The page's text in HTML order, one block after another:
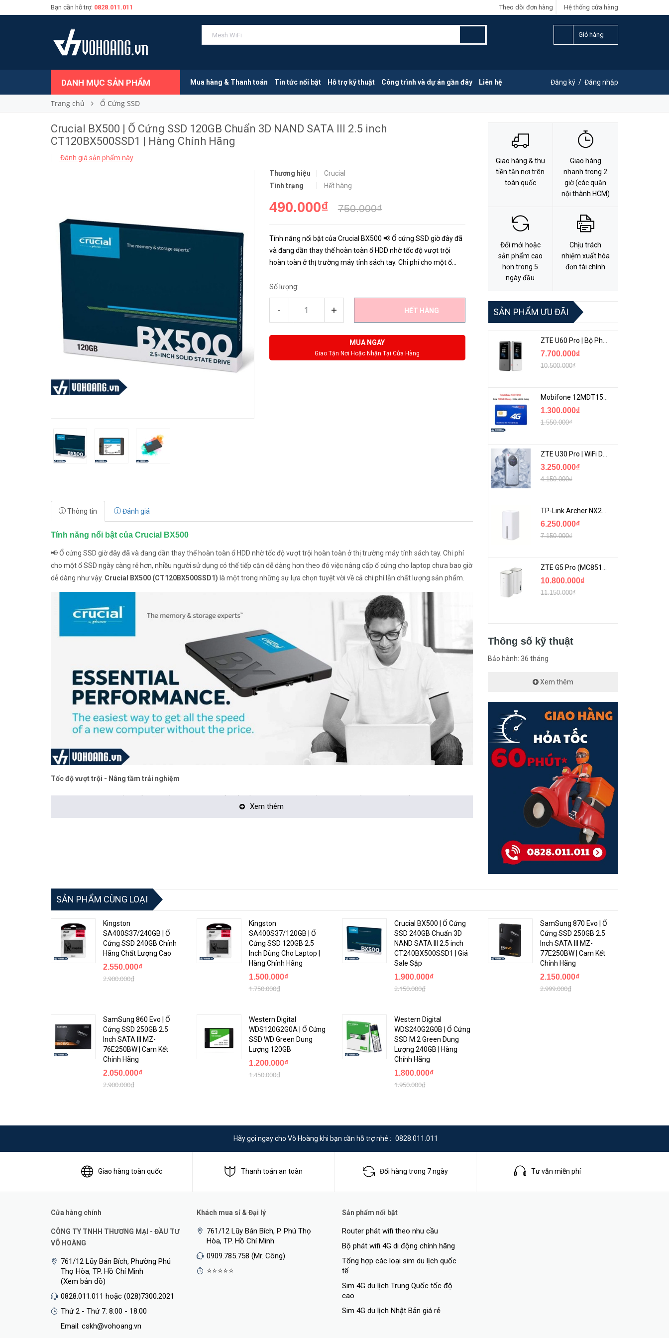
Bạn cần hỗ trợ: 0828.011.011 Hệ thống cửa hàng
Theo dõi đơn hàng
Giỏ hàng
DANH MỤC SẢN PHẨM Mua hàng & Thanh toán Tin tức nổi bật Hỗ trợ kỹ thuật Công trình và dự án gần đây Liên hệ Đăng ký / Đăng nhập
Trang chủ Ổ Cứng SSD
Crucial BX500 | Ổ Cứng SSD 120GB Chuẩn 3D NAND SATA III 2.5 inch
CT120BX500SSD1 | Hàng Chính Hãng
Đánh giá sản phẩm này
Thương hiệu
Crucial
Tình trạng
Hết hàng
490.000₫ 750.000₫
Tính năng nổi bật của Crucial BX500 📢 Ổ cứng SSD giờ đây đã
và đang dần thay thế hoàn toàn ổ HDD nhờ tốc độ vượt trội
hoàn toàn ở thị trường máy tính sách tay. Chi phí cho một ổ
dà...
Số lượng:
- + HẾT HÀNG
MUA NGAY
Giao Tận Nơi Hoặc Nhận Tại Cửa Hàng
HẾT HÀNG LIÊN HỆ ĐẶT HÀNG
Thông tin Đánh giá
Tính năng nổi bật của Crucial BX500
📢 Ổ cứng SSD giờ đây đã và đang dần thay thế hoàn toàn ổ HDD nhờ tốc độ vượt trội hoàn toàn ở thị trường máy tính sách tay. Chi phí
cho một ổ SSD ngày càng rẻ hơn, nhiều người sử dụng có thể tiếp cận dễ dàng hơn theo đó việc nâng cấp ổ cứng cho laptop chưa bao giờ
dễ dàng như vậy. Crucial BX500 (CT120BX500SSD1) là một trong những sự lựa chọn tuyệt vời về cả chi phí lẫn chất lượng sản phẩm.
Tốc độ vượt trội - Nâng tầm trải nghiệm
MB/s. SSD Crucial BX500 là một lựa chọn tốt cho những công việc yêu cầu khả năng xử lý cao như thiết kế đồ họa, bán hàng trực tuyến,
thống của bạn. Máy tính của bạn sẽ khởi động và load các chương trình nặng chỉ trong vài giây khi được trang bị công nghệ 3D flash
NAND mới nhất.
Micron Technology, Inc là một công ty toàn cầu của Mỹ có trụ sở tại Boise, Idaho, sản xuất nhiều loại thiết bị bán dẫn, bao gồm cả bộ nhớ
RAM, bộ nhớ Flash, và ổ đĩa SSD. Sản phẩm tiêu dùng của Micron được bán trên thị trường dưới nhãn hiệu Crucial Technology. Micron
hợp tác cùng Intel tạo ra công nghệ IM Flash dùng trong sản xuất bộ nhớ NAND Flash. Micron Technology cũng được xếp hạng trong Top
Tiết kiệm năng lượng tối đa
Xem thêm
Giao hàng & thu
tiền tận nơi trên
toàn quốc
Giao hàng
nhanh trong 2
giờ (các quận
nội thành HCM)
Đổi mới hoặc
sản phẩm cao
hơn trong 5
ngày đầu
Chịu trách
nhiệm xuất hóa
đơn tài chính
SẢN PHẨM ƯU ĐÃI
ZTE U60 Pro | Bộ Phát 5G Cầm Tay Tích Hợp Công Nghệ WiFi 7, Pin 10000mAh
7.700.000₫
10.500.000₫
Mobifone 12MDT150 | Sim Chuyên 4G Mobifone Dung Lượng Cao 500GB/Tháng Gói 1 Năm
1.300.000₫
1.550.000₫
ZTE U30 Pro | WiFi Di Động 5G Tốc Độ Lên Đến 500Mbps, Màn Hình Cảm Ứng
3.250.000₫
4.150.000₫
TP-Link Archer NX200 | Bộ Phát WiFi Dùng Sim 5G Tốc Độ Cao Mới FullBox
6.250.000₫
7.150.000₫
ZTE G5 Pro (MC8512) | Router 5G WiFi7 Be7200 Hỗ Trợ Băng Tần 6Ghz Cực Mạnh
10.800.000₫
11.150.000₫
Thông số kỹ thuật
Bảo hành: 36 tháng
Xem thêm
SẢN PHẨM CÙNG LOẠI
Kingston
SA400S37/240GB | Ổ
Cứng SSD 240GB Chính
Hãng Chất Lượng Cao
2.550.000₫
2.900.000₫
Kingston
SA400S37/120GB | Ổ
Cứng SSD 120GB 2.5
Inch Dùng Cho Laptop |
Hàng Chính Hãng
1.500.000₫
1.750.000₫
Crucial BX500 | Ổ Cứng
SSD 240GB Chuẩn 3D
NAND SATA III 2.5 inch
CT240BX500SSD1 | Giá
Sale Sập
1.900.000₫
2.150.000₫
SamSung 870 Evo | Ổ
Cứng SSD 250GB 2.5
Inch SATA III MZ-
77E250BW | Cam Kết
Chính Hãng
2.150.000₫
2.999.000₫
SamSung 860 Evo | Ổ
Cứng SSD 250GB 2.5
Inch SATA III MZ-
76E250BW | Cam Kết
Chính Hãng
2.050.000₫
2.900.000₫
Western Digital
WDS120G2G0A | Ổ Cứng
SSD WD Green Dung
Lượng 120GB
1.200.000₫
1.450.000₫
Western Digital
WDS240G2G0B | Ổ Cứng
SSD M.2 Green Dung
Lượng 240GB | Hàng
Chính Hãng
1.800.000₫
1.950.000₫
Hãy gọi ngay cho Võ Hoàng khi bạn cần hỗ trợ nhé : 0828.011.011
Giao hàng toàn quốc Thanh toán an toàn Đổi hàng trong 7 ngày Tư vẫn miễn phí
Cửa hàng chính
CÔNG TY TNHH THƯƠNG MẠI - ĐẦU TƯ
VÕ HOÀNG
761/12 Lũy Bán Bích, Phường Phú
Thọ Hòa, TP. Hồ Chí Minh
(Xem bản đồ)
0828.011.011 hoặc (028)7300.2021
Thứ 2 - Thứ 7: 8:00 - 18:00
Email: cskh@vohoang.vn
Khách mua sỉ & Đại lý
761/12 Lũy Bán Bích, P. Phú Thọ
Hòa, TP. Hồ Chí Minh
0909.785.758 (Mr. Công)
⭐⭐⭐⭐⭐
Sản phẩm nổi bật
Router phát wifi theo nhu cầu
Bộ phát wifi 4G di động chính hãng
Tổng hợp các loại sim du lịch quốc
tế
Sim 4G du lịch Trung Quốc tốc độ
cao
Sim 4G du lịch Nhật Bản giá rẻ